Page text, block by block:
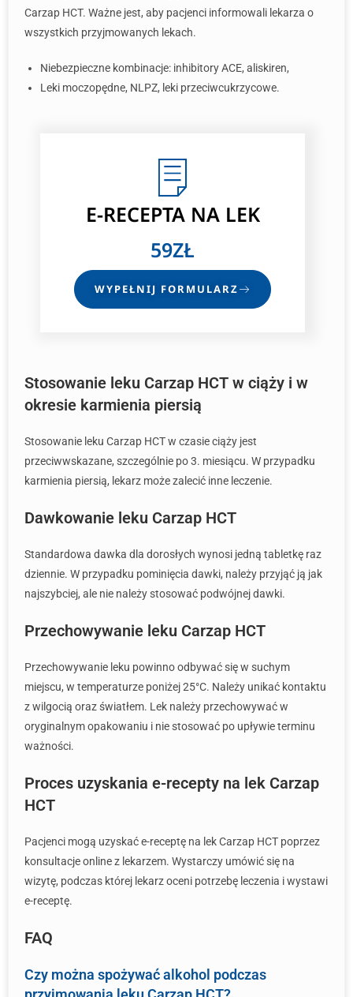
Carzap HCT. Ważne jest, aby pacjenci informowali lekarza o
wszystkich przyjmowanych lekach.
Niebezpieczne kombinacje: inhibitory ACE, aliskiren,
Leki moczopędne, NLPZ, leki przeciwcukrzycowe.
E-RECEPTA NA LEK
59ZŁ
WYPEŁNIJ FORMULARZ
Stosowanie leku Carzap HCT w ciąży i w
okresie karmienia piersią
Stosowanie leku Carzap HCT w czasie ciąży jest
przeciwwskazane, szczególnie po 3. miesiącu. W przypadku
karmienia piersią, lekarz może zalecić inne leczenie.
Dawkowanie leku Carzap HCT
Standardowa dawka dla dorosłych wynosi jedną tabletkę raz
dziennie. W przypadku pominięcia dawki, należy przyjąć ją jak
najszybciej, ale nie należy stosować podwójnej dawki.
Przechowywanie leku Carzap HCT
Przechowywanie leku powinno odbywać się w suchym
miejscu, w temperaturze poniżej 25°C. Należy unikać kontaktu
z wilgocią oraz światłem. Lek należy przechowywać w
oryginalnym opakowaniu i nie stosować po upływie terminu
ważności.
Proces uzyskania e-recepty na lek Carzap
HCT
Pacjenci mogą uzyskać e-receptę na lek Carzap HCT poprzez
konsultacje online z lekarzem. Wystarczy umówić się na
wizytę, podczas której lekarz oceni potrzebę leczenia i wystawi
e-receptę.
FAQ
Czy można spożywać alkohol podczas